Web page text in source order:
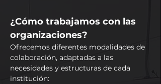
¿Cómo trabajamos con las
organizaciones?
Ofrecemos diferentes modalidades de
colaboración, adaptadas a las
necesidades y estructuras de cada
institución: